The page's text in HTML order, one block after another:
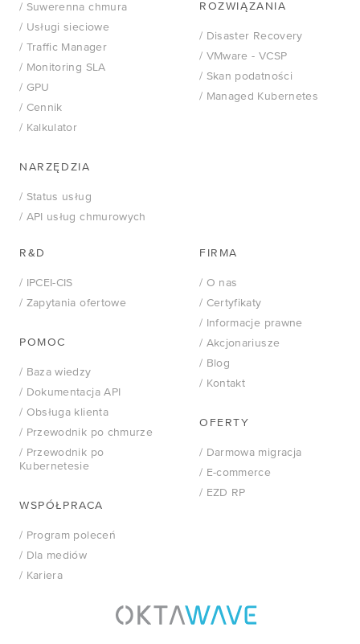
/ Akcjonariusze
/ Kontakt
OFERTY
/ E-commerce
WDROŻENIA
Mazovia
Kto naprawdę
kontroluje Twoje dane?
WEBINARY
NIS 2 i UKSC
/ Suwerenna chmura
/ Usługi sieciowe
/ Traffic Manager
/ Monitoring SLA
/ GPU
/ Cennik
/ Kalkulator
NARZĘDZIA
/ Status usług
/ API usług chmurowych
ROZWIĄZANIA
/ Disaster Recovery
/ VMware - VCSP
/ Skan podatności
/ Managed Kubernetes
R&D
/ IPCEI-CIS
/ Zapytania ofertowe
POMOC
/ Baza wiedzy
/ Dokumentacja API
/ Obsługa klienta
/ Przewodnik po chmurze
/ Przewodnik po
Kubernetesie
WSPÓŁPRACA
/ Program poleceń
/ Dla mediów
/ Kariera
FIRMA
/ O nas
/ Certyfikaty
/ Informacje prawne
/ Akcjonariusze
/ Blog
/ Kontakt
OFERTY
/ Darmowa migracja
/ E-commerce
/ EZD RP